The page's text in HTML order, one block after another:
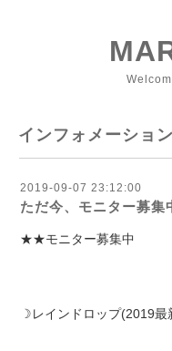
インフォメーション
2019-09-07 23:12:00
ただ今、モニター募集
★★モニター募集中
☽レインドロップ(2019最